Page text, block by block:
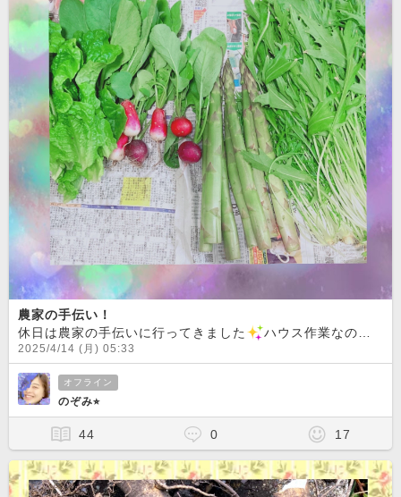
農家の手伝い！
休日は農家の手伝いに行ってきました
ハウス作業なので暑くて汗をかきました
2025/4/14 (月) 05:33
オフライン
のぞみ⭐︎
44 0 17